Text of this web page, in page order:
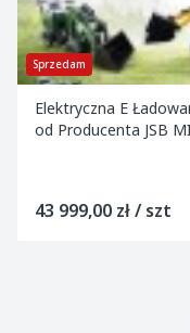
Sprzedam
Elektryczna E
od Producenta JSB
43 999,00 zł / szt